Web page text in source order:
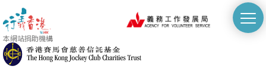
切
換
本網站捐助機構